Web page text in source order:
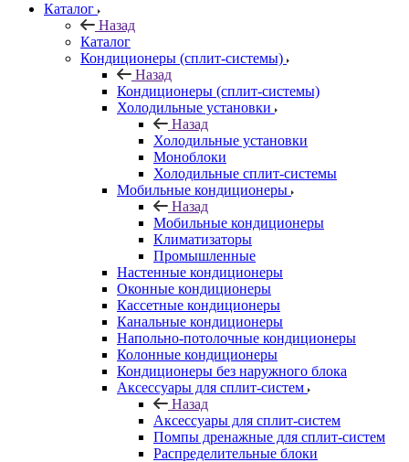
Каталог
Назад
Каталог
Кондиционеры (сплит-системы)
Назад
Кондиционеры (сплит-системы)
Холодильные установки
Назад
Холодильные установки
Моноблоки
Холодильные сплит-системы
Мобильные кондиционеры
Назад
Мобильные кондиционеры
Климатизаторы
Промышленные
Настенные кондиционеры
Оконные кондиционеры
Кассетные кондиционеры
Канальные кондиционеры
Напольно-потолочные кондиционеры
Колонные кондиционеры
Кондиционеры без наружного блока
Аксессуары для сплит-систем
Назад
Аксессуары для сплит-систем
Помпы дренажные для сплит-систем
Распределительные блоки